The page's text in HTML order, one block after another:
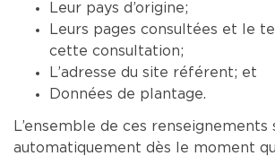
Leur pays d’origine;
Leurs pages consultées et le
cette consultation;
L’adresse du site référent; et
Données de plantage.
L’ensemble de ces renseignements
automatiquement dès le moment